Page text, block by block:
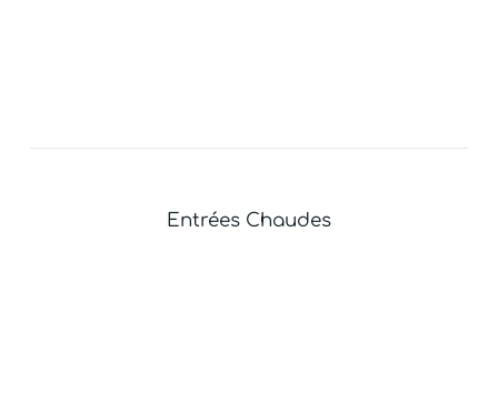
Entrées Chaudes